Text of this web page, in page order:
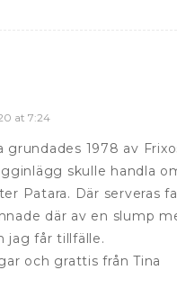
at 7:24
grundades 1978 av
skulle handla
Patara. Där serveras
där av en slump
jag får tillfälle.
och grattis från Tina